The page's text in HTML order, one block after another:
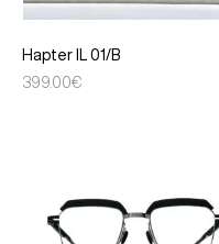
Hapter IL 01/B
399.00€